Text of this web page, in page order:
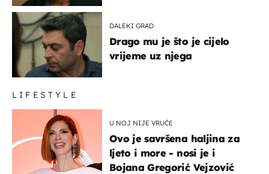
DALEKI GRAD
Drago mu je što je cijelo
vrijeme uz njega
LIFESTYLE
U NOJ NIJE VRUĆE
Ovo je savršena haljina za
ljeto i more - nosi je i
Bojana Gregorić Vejzović